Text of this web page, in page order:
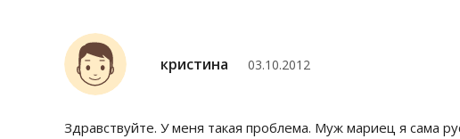
кристина 03.10.2012
Здравствуйте. У меня такая проблема. Муж мариец я сама